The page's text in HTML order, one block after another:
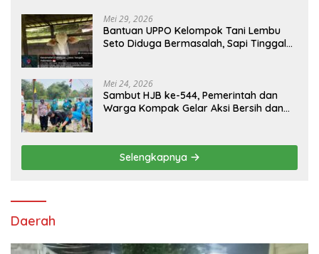
Mei 29, 2026
Bantuan UPPO Kelompok Tani Lembu
Seto Diduga Bermasalah, Sapi Tinggal
Mei 24, 2026
Sambut HJB ke-544, Pemerintah dan
Warga Kompak Gelar Aksi Bersih dan
Selengkapnya
Daerah